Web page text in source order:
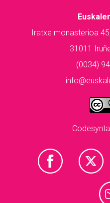
Iratxe monasterioa
31011
(0034)